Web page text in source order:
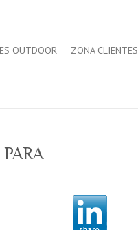
OUTDOOR ZONA CLIENTES